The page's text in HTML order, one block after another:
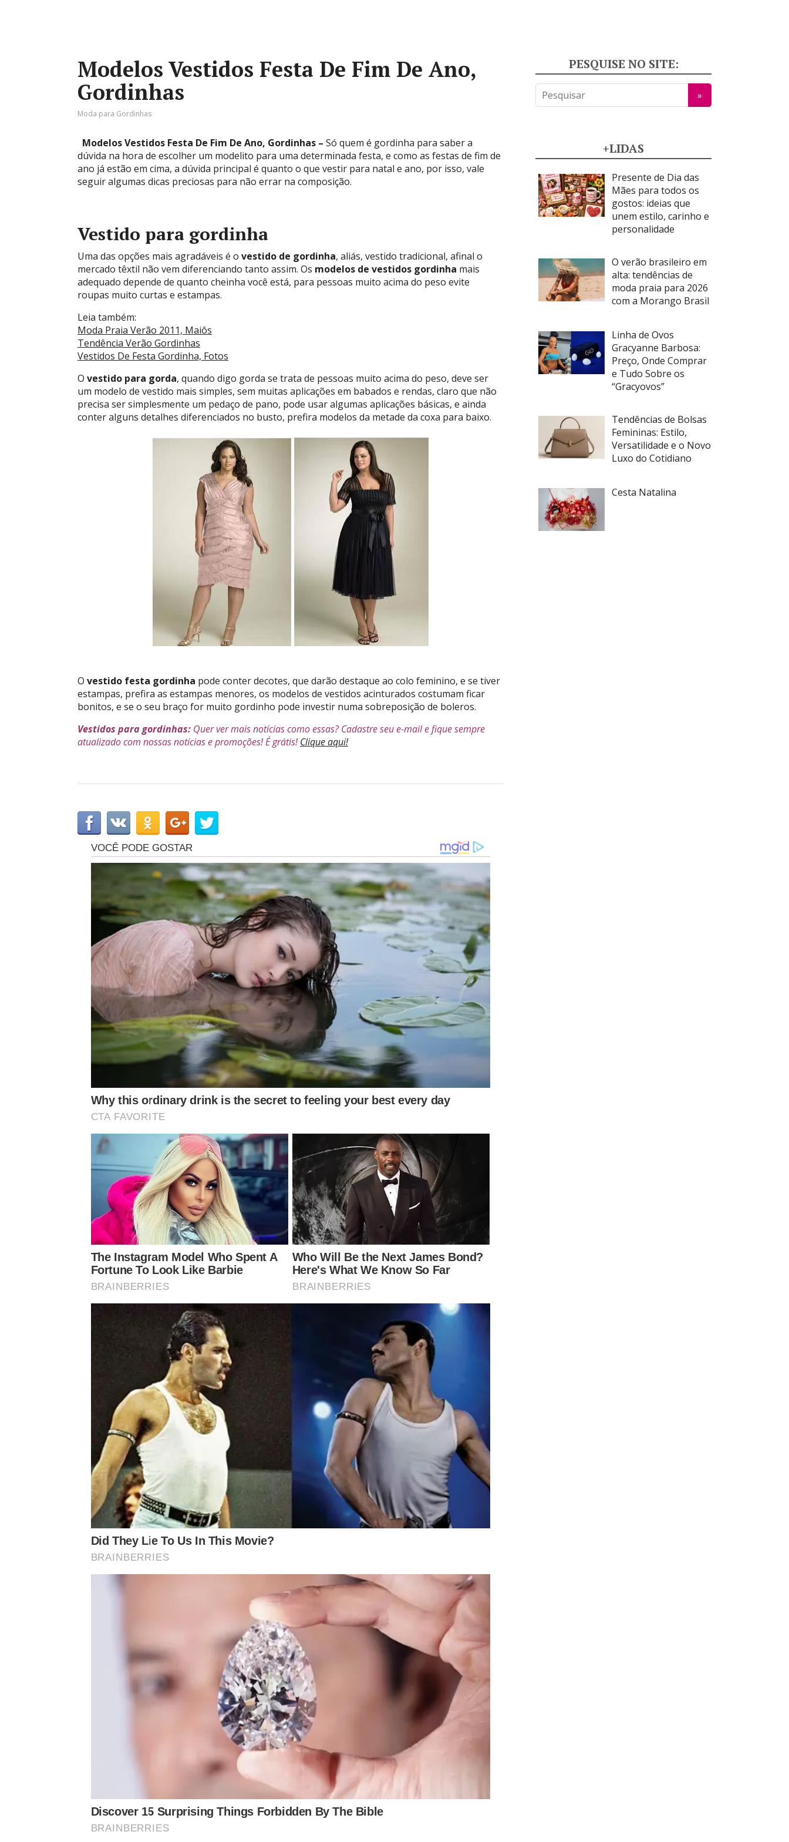
Modelos Vestidos Festa De Fim De Ano,
Gordinhas
Moda para Gordinhas
Modelos Vestidos Festa De Fim De Ano, Gordinhas – Só quem é gordinha para saber a
dúvida na hora de escolher um modelito para uma determinada festa, e como as festas de fim de
ano já estão em cima, a dúvida principal é quanto o que vestir para natal e ano, por isso, vale
seguir algumas dicas preciosas para não errar na composição.
Vestido para gordinha
Uma das opções mais agradáveis é o vestido de gordinha, aliás, vestido tradicional, afinal o
mercado têxtil não vem diferenciando tanto assim. Os modelos de vestidos gordinha mais
adequado depende de quanto cheinha você está, para pessoas muito acima do peso evite
roupas muito curtas e estampas.
Leia também:
Moda Praia Verão 2011, Maiôs
Tendência Verão Gordinhas
Vestidos De Festa Gordinha, Fotos
O vestido para gorda, quando digo gorda se trata de pessoas muito acima do peso, deve ser
um modelo de vestido mais simples, sem muitas aplicações em babados e rendas, claro que não
precisa ser simplesmente um pedaço de pano, pode usar algumas aplicações básicas, e ainda
conter alguns detalhes diferenciados no busto, prefira modelos da metade da coxa para baixo.
O vestido festa gordinha pode conter decotes, que darão destaque ao colo feminino, e se tiver
estampas, prefira as estampas menores, os modelos de vestidos acinturados costumam ficar
bonitos, e se o seu braço for muito gordinho pode investir numa sobreposição de boleros.
Vestidos para gordinhas: Quer ver mais notícias como essas? Cadastre seu e-mail e fique sempre
atualizado com nossas notícias e promoções! É grátis!Clique aqui!
PESQUISE NO SITE:
+LIDAS
Presente de Dia das
Mães para todos os
gostos: ideias que
unem estilo, carinho e
personalidade
O verão brasileiro em
alta: tendências de
moda praia para 2026
com a Morango Brasil
Linha de Ovos
Gracyanne Barbosa:
Preço, Onde Comprar
e Tudo Sobre os
“Gracyovos”
Tendências de Bolsas
Femininas: Estilo,
Versatilidade e o Novo
Luxo do Cotidiano
Cesta Natalina